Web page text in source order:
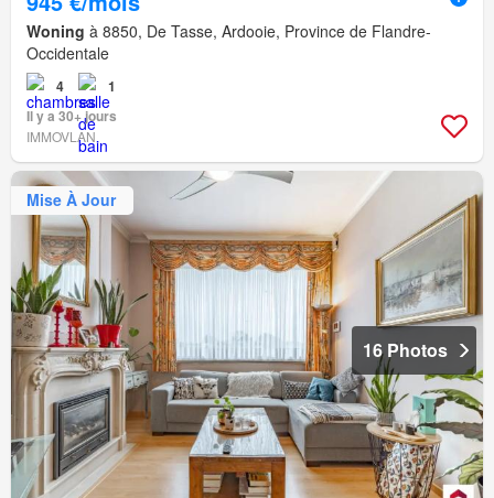
Woning à 8850, De Tasse, Ardooie, Province de Flandre-
Occidentale
4
1
Il y a 30+ jours
IMMOVLAN
Mise À Jour
16 Photos